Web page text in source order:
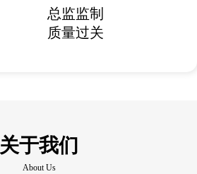
总监监制
质量过关
关于我们
About Us